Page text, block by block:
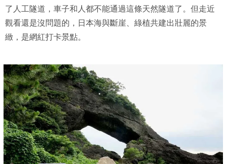
了人工隧道，車子和人都不能通過這條天然隧道了。但走近
觀看還是沒問題的，日本海與斷崖、綠植共建出壯麗的景
緻，是網紅打卡景點。